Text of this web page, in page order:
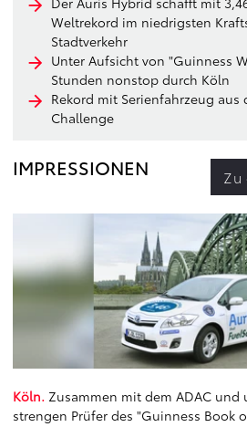
Weltrekord im niedrigsten
Stadtverkehr
Unter Aufsicht von "Guinness
Stunden nonstop durch Köln
Rekord mit Serienfahrzeug aus
Challenge
IMPRESSIONEN
Köln. Zusammen mit dem ADAC und
strengen Prüfer des "Guinness Book